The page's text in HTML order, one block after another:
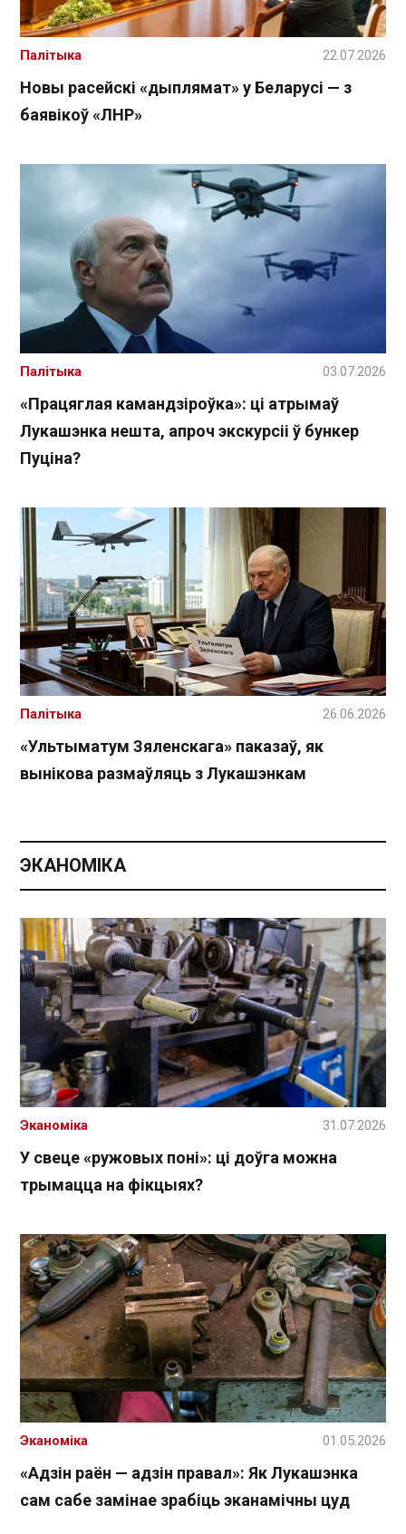
Новы расейскі «дыплямат» у Беларусі — з
баявікоў «ЛНР»
Палітыка 22.07.2026
«Працяглая камандзіроўка»: ці атрымаў
Лукашэнка нешта, апроч экскурсіі ў бункер
Пуціна?
Палітыка 03.07.2026
«Ультыматум Зяленскага» паказаў, як
вынікова размаўляць з Лукашэнкам
Палітыка 26.06.2026
ЭКАНОМІКА
У свеце «ружовых поні»: ці доўга можна
трымацца на фікцыях?
Эканоміка 31.07.2026
«Адзін раён — адзін правал»: Як Лукашэнка
сам сабе замінае зрабіць эканамічны цуд
Эканоміка 01.05.2026